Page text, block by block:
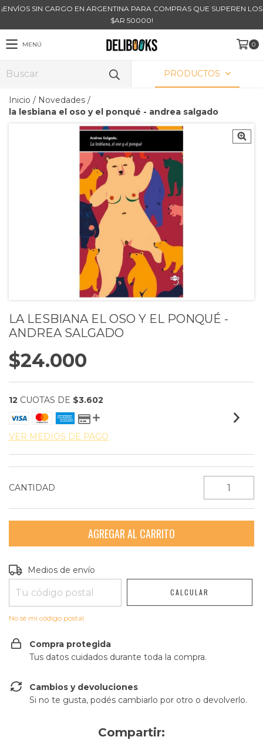
¡ENVÍOS SIN CARGO EN ARGENTINA PARA COMPRAS QUE SUPEREN LOS
$AR 50000!
MENÚ 0
PRODUCTOS
Inicio / Novedades /
la lesbiana el oso y el ponqué - andrea salgado
LA LESBIANA EL OSO Y EL PONQUÉ -
ANDREA SALGADO
$24.000
12 CUOTAS DE $3.602
VER MEDIOS DE PAGO
CANTIDAD
Entregas para el CP:
Medios de envío
CALCULAR
No sé mi código postal
Compra protegida
Tus datos cuidados durante toda la compra.
Cambios y devoluciones
Si no te gusta, podés cambiarlo por otro o devolverlo.
Compartir: